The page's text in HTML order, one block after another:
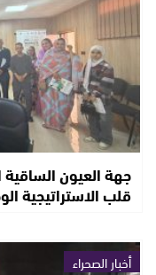
جهة العيون الساقية
قلب الاستراتيجية
أخبار الصحراء